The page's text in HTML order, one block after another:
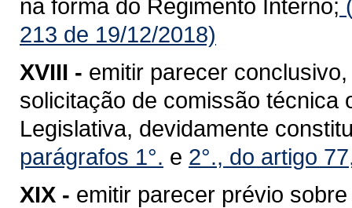
na forma do Regimento Interno;
213 de 19/12/2018)
XVIII - emitir parecer
solicitação de comissão técnica
Legislativa, devidamente
parágrafos 1°. e 2°., do artigo
XIX - emitir parecer prévio